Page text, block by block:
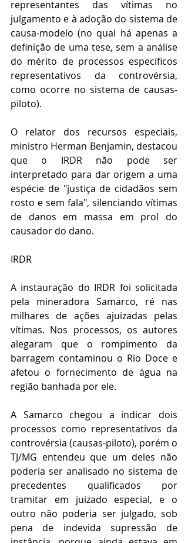
representantes das vítimas no
julgamento e à adoção do sistema de
causa-modelo (no qual há apenas a
definição de uma tese, sem a análise
do mérito de processos específicos
representativos da controvérsia,
como ocorre no sistema de causas-
piloto).
O relator dos recursos especiais,
ministro Herman Benjamin, destacou
que o IRDR não pode ser
interpretado para dar origem a uma
espécie de "justiça de cidadãos sem
rosto e sem fala", silenciando vítimas
de danos em massa em prol do
causador do dano.
IRDR
A instauração do IRDR foi solicitada
pela mineradora Samarco, ré nas
milhares de ações ajuizadas pelas
vítimas. Nos processos, os autores
alegaram que o rompimento da
barragem contaminou o Rio Doce e
afetou o fornecimento de água na
região banhada por ele.
A Samarco chegou a indicar dois
processos como representativos da
controvérsia (causas-piloto), porém o
TJ/MG entendeu que um deles não
poderia ser analisado no sistema de
precedentes qualificados por
tramitar em juizado especial, e o
outro não poderia ser julgado, sob
pena de indevida supressão de